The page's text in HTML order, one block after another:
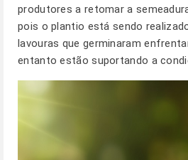
produtores a retomar a
pois o plantio está sendo
lavouras que germinaram
entanto estão suportando a